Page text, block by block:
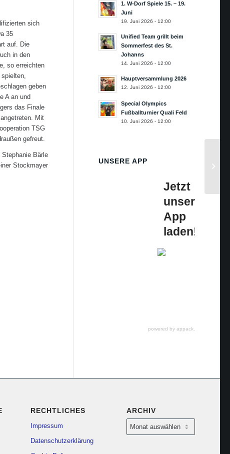
sich
35
auf. Die
in den
so erreichten
geben
A an und
das Finale
Mit
TSG
gefreut.
Stephanie Bärle
Stockmayer
1. W-Dorf Spiele 15. – 19.
Juni
19. Juni 2026 - 12:00
Unified Team grillt beim
Sommerfest des St.
Johanns
14. Juni 2026 - 12:00
Hauptversammlung 2026
12. Juni 2026 - 12:00
Special Olympics
Fußballturnier Quali Feld
10. Juni 2026 - 12:00
UNSERE APP
Jetzt
unsere
App
laden!
powered by appack.de
RECHTLICHES
Impressum
Datenschutzerklärung
ARCHIV